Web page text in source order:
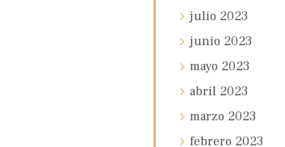
julio 2023
junio 2023
mayo 2023
abril 2023
marzo 2023
febrero 2023